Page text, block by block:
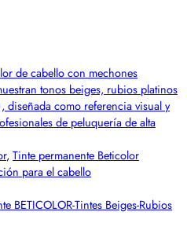
, Tinte permanente Beticolor
para el cabello
BETICOLOR-Tintes Beiges-Rubios